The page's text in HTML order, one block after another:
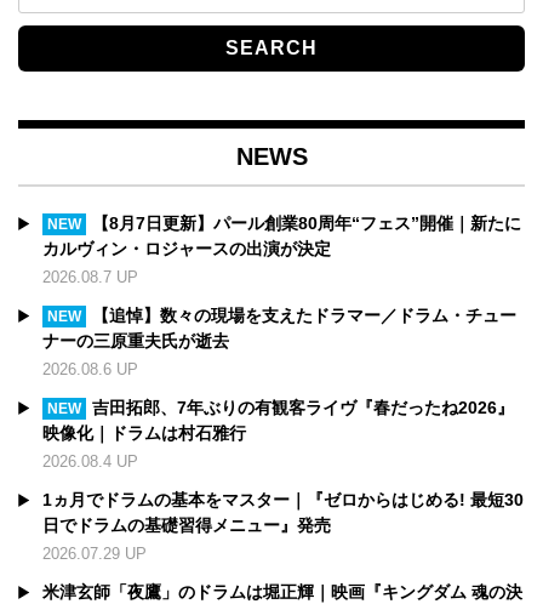
NEWS
NEW
【8月7日更新】パール創業80周年“フェス”開催｜新たに
カルヴィン・ロジャースの出演が決定
2026.08.7 UP
NEW
【追悼】数々の現場を支えたドラマー／ドラム・チュー
ナーの三原重夫氏が逝去
2026.08.6 UP
NEW
吉田拓郎、7年ぶりの有観客ライヴ『春だったね2026』
映像化｜ドラムは村石雅行
2026.08.4 UP
1ヵ月でドラムの基本をマスター｜『ゼロからはじめる! 最短30
日でドラムの基礎習得メニュー』発売
2026.07.29 UP
米津玄師「夜鷹」のドラムは堀正輝｜映画『キングダム 魂の決